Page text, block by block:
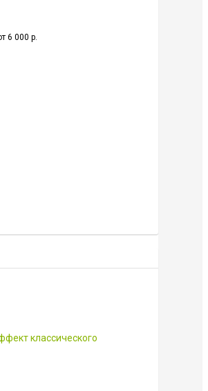
6 000 р.
классического